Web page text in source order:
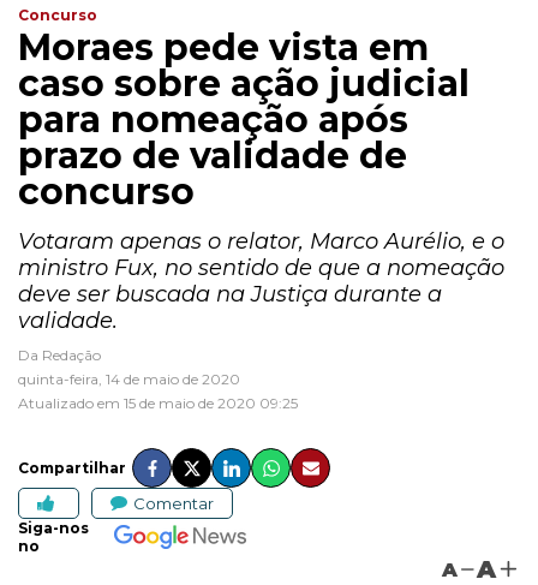
Concurso
Moraes pede vista em
caso sobre ação judicial
para nomeação após
prazo de validade de
concurso
Votaram apenas o relator, Marco Aurélio, e o
ministro Fux, no sentido de que a nomeação
deve ser buscada na Justiça durante a
validade.
Da Redação
quinta-feira, 14 de maio de 2020
Atualizado em 15 de maio de 2020 09:25
Compartilhar
Comentar
Siga-nos
no
A A